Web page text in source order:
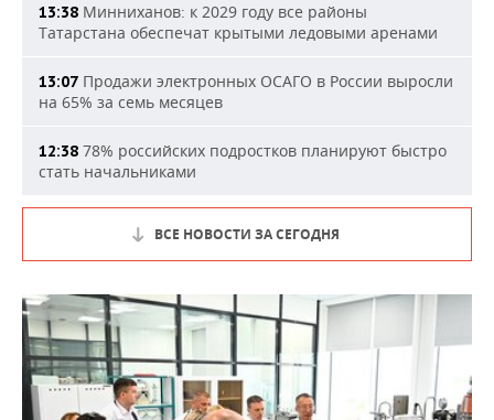
13:38 Минниханов: к 2029 году все районы
Татарстана обеспечат крытыми ледовыми аренами
13:07 Продажи электронных ОСАГО в России выросли
на 65% за семь месяцев
12:38 78% российских подростков планируют быстро
стать начальниками
ВСЕ НОВОСТИ ЗА СЕГОДНЯ